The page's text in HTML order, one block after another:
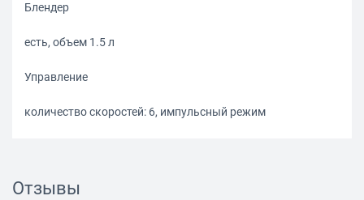
Блендер
есть, объем 1.5 л
Управление
количество скоростей: 6, импульсный режим
Соковыжималка
Отзывы